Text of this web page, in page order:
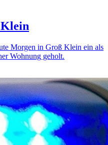
Morgen in Groß Klein ein als
Wohnung geholt.